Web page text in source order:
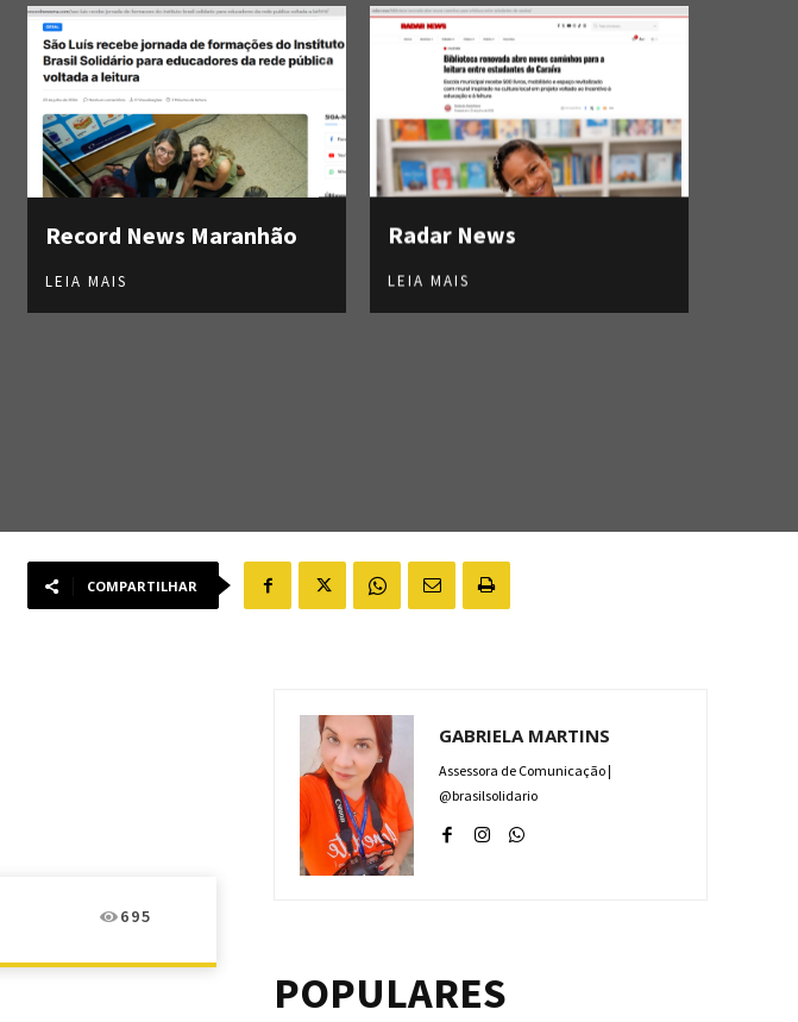
Record News Maranhão
LEIA MAIS
Radar News
LEIA MAIS
COMPARTILHAR
695
GABRIELA MARTINS
Assessora de Comunicação |
@brasilsolidario
POPULARES